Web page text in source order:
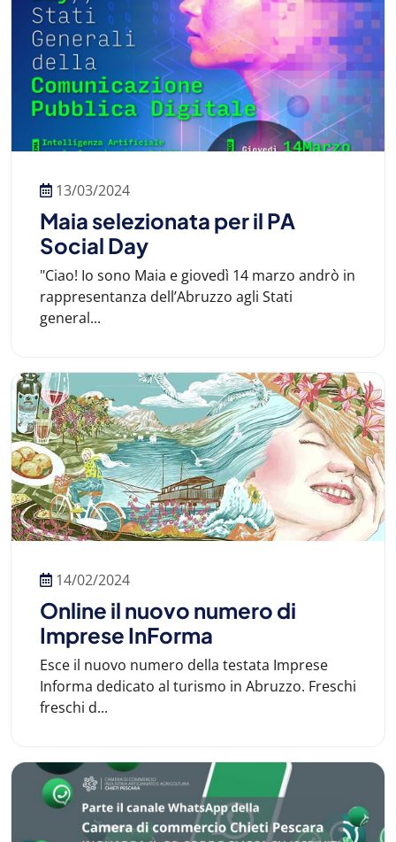
13/03/2024
Maia selezionata per il PA
Social Day
"Ciao! Io sono Maia e giovedì 14 marzo andrò in
rappresentanza dell’Abruzzo agli Stati
general...
14/02/2024
Online il nuovo numero di
Imprese InForma
Esce il nuovo numero della testata Imprese
Informa dedicato al turismo in Abruzzo. Freschi
freschi d...